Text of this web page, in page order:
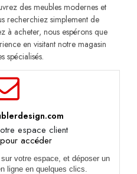
des meubles modernes et
recherchiez simplement de
à acheter, nous espérons que
en visitant notre magasin
spécialisés.
espace client
accéder
votre espace, et déposer un
ligne en quelques clics.